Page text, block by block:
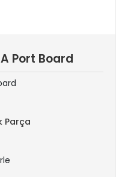
Port Board
Parça